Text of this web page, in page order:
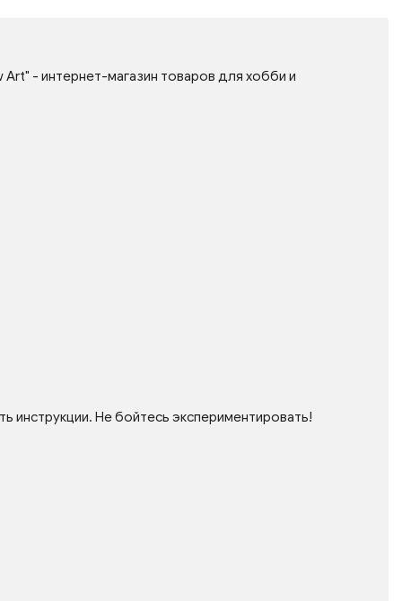
- интернет-магазин товаров для хобби и
инструкции. Не бойтесь экспериментировать!